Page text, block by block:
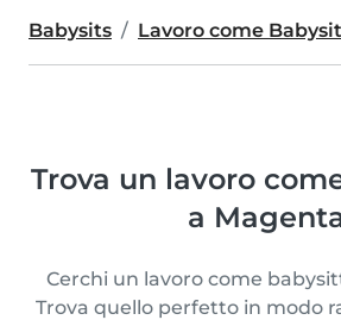
Babysits Lavoro come
Trova un lavoro
a
Cerchi un lavoro come
Trova quello perfetto in modo